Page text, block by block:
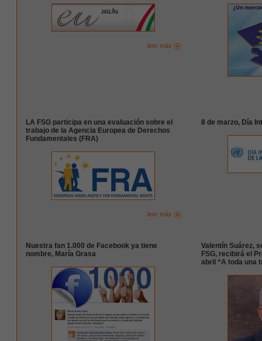
leer más
LA FSG participa en una evaluación sobre el
trabajo de la Agencia Europea de Derechos
Fundamentales (FRA)
leer más
8 de marzo, Día
Nuestra fan 1.000 de Facebook ya tiene
nombre, María Grasa
Valentín Suárez,
FSG, recibirá el
abril “A toda una